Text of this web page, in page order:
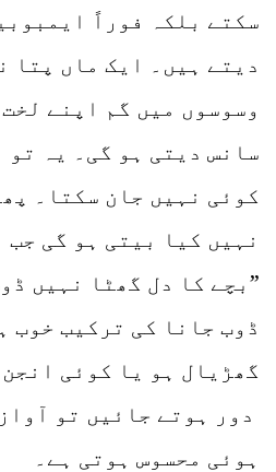
سکتے بلکہ فوراً
دیتے ہیں۔ ایک ماں پتا
وسوسوں میں گم اپنے
سانس دیتی ہو گی۔ یہ تو
کوئی نہیں جان سکتا۔
نہیں کیا بیتی ہو گی جب
”بچے کا دل گھٹا نہیں
ڈوب جانا کی ترکیب خوب
گھڑیال ہو یا کوئی
دور ہوتے جائیں تو
ہوئی محسوس ہوتی ہے۔